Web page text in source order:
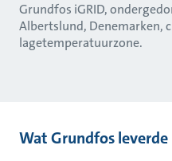
Grundfos iGRID,
Albertslund, Denemarken,
lagetemperatuurzone.
Wat Grundfos leverde